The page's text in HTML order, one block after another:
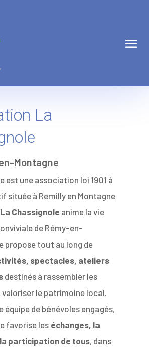
La
Montagne
est une association loi 1901 à
située à Remilly en Montagne
La Chassignole anime la vie
de Rémy-en-
propose tout au long de
spectacles, ateliers
destinés à rassembler les
le patrimoine local.
équipe de bénévoles engagés,
favorise les échanges, la
participation de tous, dans